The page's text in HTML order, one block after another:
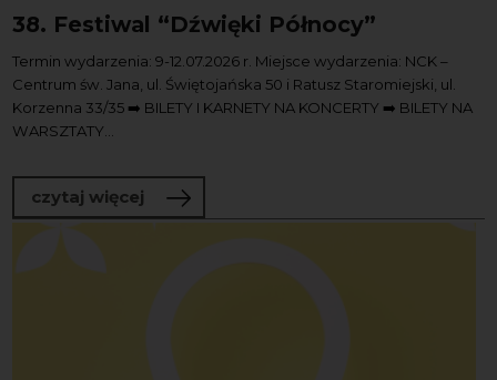
38. Festiwal “Dźwięki Północy”
Termin wydarzenia: 9-12.07.2026 r. Miejsce wydarzenia: NCK –
Centrum św. Jana, ul. Świętojańska 50 i Ratusz Staromiejski, ul.
Korzenna 33/35 ➡️ BILETY I KARNETY NA KONCERTY ➡️ BILETY NA
WARSZTATY...
czytaj więcej o 38. Festiwal “Dźwięki Północy”